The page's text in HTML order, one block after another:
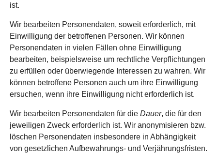
ist.
Wir bearbeiten Personen­daten, soweit erforderlich, mit
Ein­willigung der betroffenen Personen. Wir können
Personen­daten in vielen Fällen ohne Ein­willigung
bearbeiten, beispiels­weise um rechtliche Ver­pflichtungen
zu erfüllen oder über­wiegende Interessen zu wahren. Wir
können betroffene Personen auch um ihre Ein­willigung
ersuchen, wenn ihre Ein­willigung nicht erforder­lich ist.
Wir bearbeiten Personen­daten für die Dauer, die für den
jeweiligen Zweck erforderlich ist. Wir anonymisieren bzw.
löschen Personen­daten insbesondere in Abhängigkeit
von gesetzlichen Aufbewahrungs- und Verjährungs­fristen.